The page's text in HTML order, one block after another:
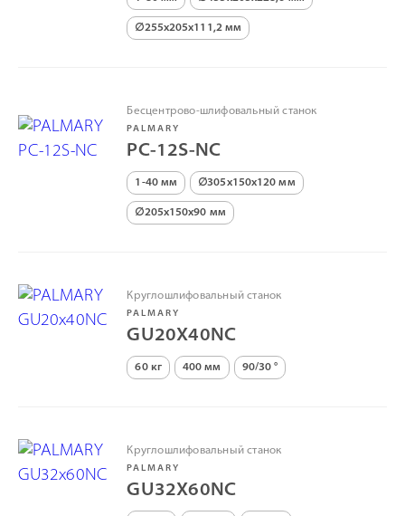
∅255х205х111,2 мм
Бесцентрово-шлифовальный станок
PALMARY
PC-12S-NC
1-40 мм ∅305х150х120 мм
∅205х150х90 мм
Круглошлифовальный станок
PALMARY
GU20X40NC
60 кг 400 мм 90/30 °
Круглошлифовальный станок
PALMARY
GU32X60NC